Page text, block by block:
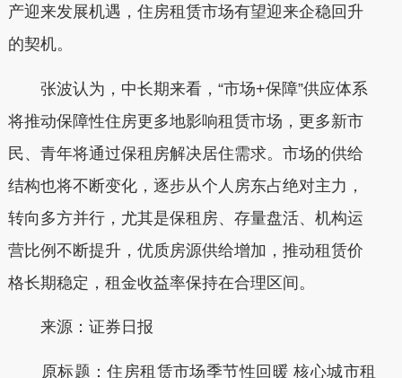
产迎来发展机遇，住房租赁市场有望迎来企稳回升
的契机。
张波认为，中长期来看，“市场+保障”供应体系
将推动保障性住房更多地影响租赁市场，更多新市
民、青年将通过保租房解决居住需求。市场的供给
结构也将不断变化，逐步从个人房东占绝对主力，
转向多方并行，尤其是保租房、存量盘活、机构运
营比例不断提升，优质房源供给增加，推动租赁价
格长期稳定，租金收益率保持在合理区间。
来源：证券日报
原标题：住房租赁市场季节性回暖 核心城市租